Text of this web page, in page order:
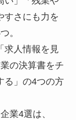
すさにも力を
。
求人情報を見
の決算書をチ
る」の4つの方
業4選は、